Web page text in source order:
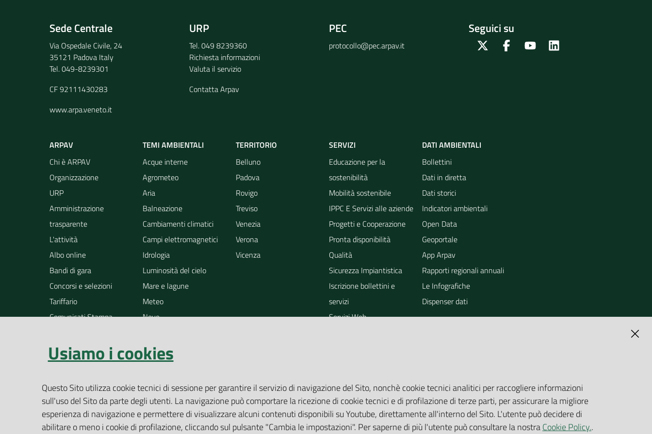
Sede Centrale
Via Ospedale Civile, 24
35121 Padova Italy
Tel. 049-8239301
CF 92111430283
www.arpa.veneto.it
URP
Tel. 049 8239360
Richiesta informazioni
Valuta il servizio
Contatta Arpav
PEC
protocollo@pec.arpav.it
Seguici su
Twitter FacebookYoutube
ARPAV
Chi è ARPAV
Organizzazione
URP
Amministrazione
trasparente
L'attività
Albo online
Bandi di gara
Concorsi e selezioni
Tariffario
Comunicati Stampa
TEMI AMBIENTALI
Acque interne
Agrometeo
Aria
Balneazione
Cambiamenti climatici
Campi elettromagnetici
Idrologia
Luminosità del cielo
Mare e lagune
Meteo
Neve
Pollini
Radioattività
Rumore
Siti contaminati
Suolo
TERRITORIO
Belluno
Padova
Rovigo
Treviso
Venezia
Verona
Vicenza
SERVIZI
Educazione per la
sostenibilità
Mobilità sostenibile
IPPC E Servizi alle aziende
Progetti e Cooperazione
Pronta disponibilità
Qualità
Sicurezza Impiantistica
Iscrizione bollettini e
servizi
Servizi Web
DATI AMBIENTALI
Bollettini
Dati in diretta
Dati storici
Indicatori ambientali
Open Data
Geoportale
App Arpav
Rapporti regionali annuali
Le Infografiche
Dispenser dati
Usiamo i cookies
Questo Sito utilizza cookie tecnici di sessione per garantire il servizio di navigazione del Sito, nonchè cookie tecnici analitici per raccogliere informazioni
sull'uso del Sito da parte degli utenti. La navigazione può comportare la ricezione di cookie tecnici e di profilazione di terze parti, per assicurare la migliore
esperienza di navigazione e permettere di visualizzare alcuni contenuti disponibili su Youtube, direttamente all'interno del Sito. L'utente può decidere di
abilitare o meno i cookie di profilazione, cliccando sul pulsante "Cambia le impostazioni". Per saperne di più l'utente può consultare la nostraCookie Policy..